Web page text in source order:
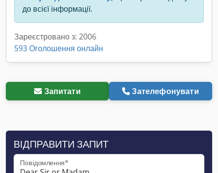
до всієї інформації.
Зареєстровано з: 2006
593 Оголошення онлайн
Запитати Зателефонувати
ВІДПРАВИТИ ЗАПИТ
Повідомлення*